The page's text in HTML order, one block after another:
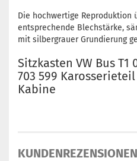
Die hochwertige Reproduktion
entsprechende Blechstärke,
mit silbergrauer Grundierung
Sitzkasten VW Bus T1
703 599
Kabine
KUNDENREZENSIONEN